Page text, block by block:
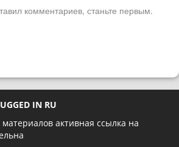
комментариев, станьте первым.
IN RU
активная ссылка на